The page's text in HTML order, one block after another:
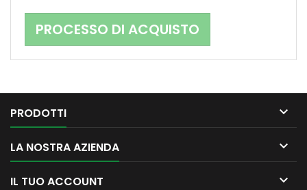
PROCESSO DI ACQUISTO
PRODOTTI 
LA NOSTRA AZIENDA 
IL TUO ACCOUNT 